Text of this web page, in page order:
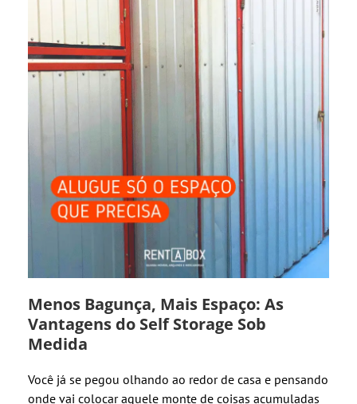
Menos Bagunça, Mais Espaço: As
Vantagens do Self Storage Sob
Medida
Você já se pegou olhando ao redor de casa e pensando
onde vai colocar aquele monte de coisas acumuladas